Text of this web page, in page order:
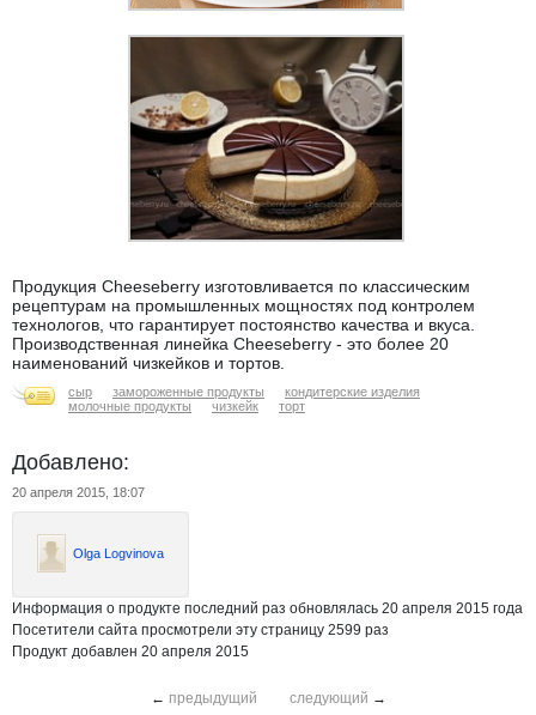
Продукция Cheeseberry изготовливается по классическим
рецептурам на промышленных мощностях под контролем
технологов, что гарантирует постоянство качества и вкуса.
Производственная линейка Cheeseberry - это более 20
наименований чизкейков и тортов.
сыр замороженные продукты
кондитерские изделия
молочные продукты
чизкейк торт
Добавлено:
20 апреля 2015, 18:07
Olga Logvinova
Информация о продукте последний раз обновлялась 20 апреля 2015 года
Посетители сайта просмотрели эту страницу 2599 раз
Продукт добавлен 20 апреля 2015
← предыдущий следующий →